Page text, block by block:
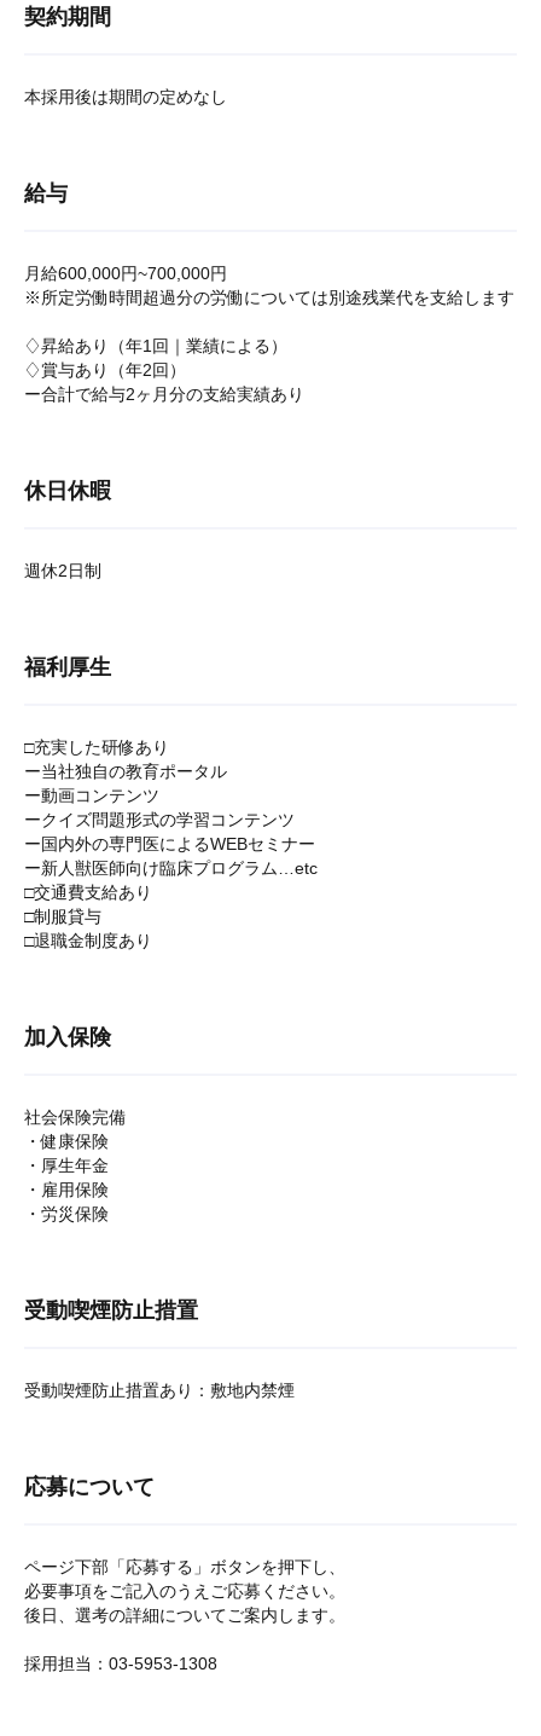
契約期間
本採用後は期間の定めなし
給与
月給600,000円~700,000円
※所定労働時間超過分の労働については別途残業代を支給します
♢昇給あり（年1回｜業績による）
♢賞与あり（年2回）
ー合計で給与2ヶ月分の支給実績あり
休日休暇
週休2日制
福利厚生
□充実した研修あり
ー当社独自の教育ポータル
ー動画コンテンツ
ークイズ問題形式の学習コンテンツ
ー国内外の専門医によるWEBセミナー
ー新人獣医師向け臨床プログラム…etc
□交通費支給あり
□制服貸与
□退職金制度あり
加入保険
社会保険完備
・健康保険
・厚生年金
・雇用保険
・労災保険
受動喫煙防止措置
受動喫煙防止措置あり：敷地内禁煙
応募について
ページ下部「応募する」ボタンを押下し、
必要事項をご記入のうえご応募ください。
後日、選考の詳細についてご案内します。
採用担当：03-5953-1308